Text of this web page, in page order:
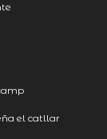
el catllar